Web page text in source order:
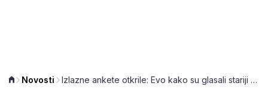
Novosti Izlazne ankete otkrile: Evo kako su glasali stariji od 60 godina